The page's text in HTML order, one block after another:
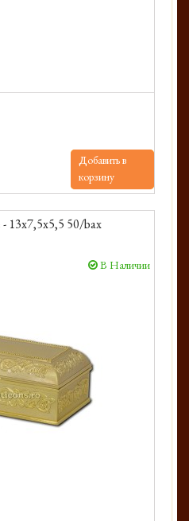
Добавить в
корзину
13x7,5x5,5 50/bax
В Наличии